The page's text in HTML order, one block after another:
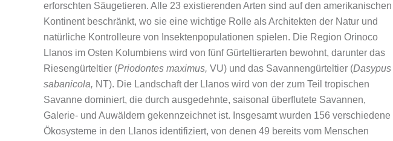
erforschten Säugetieren. Alle 23 existierenden Arten sind auf den amerikanischen
Kontinent beschränkt, wo sie eine wichtige Rolle als Architekten der Natur und
natürliche Kontrolleure von Insektenpopulationen spielen. Die Region Orinoco
Llanos im Osten Kolumbiens wird von fünf Gürteltierarten bewohnt, darunter das
Riesengürteltier (Priodontes maximus, VU) und das Savannengürteltier (Dasypus
sabanicola, NT). Die Landschaft der Llanos wird von der zum Teil tropischen
Savanne dominiert, die durch ausgedehnte, saisonal überflutete Savannen,
Galerie- und Auwäldern gekennzeichnet ist. Insgesamt wurden 156 verschiedene
Ökosysteme in den Llanos identifiziert, von denen 49 bereits vom Menschen